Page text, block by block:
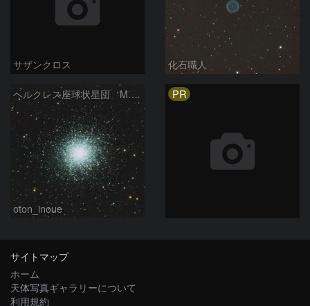
サザンクロス 化石職人
ヘルクレス座球状星団 M１３（RGB合成）
oton_inoue
PR
サイトマップ
ホーム
天体写真ギャラリーについて
利用規約